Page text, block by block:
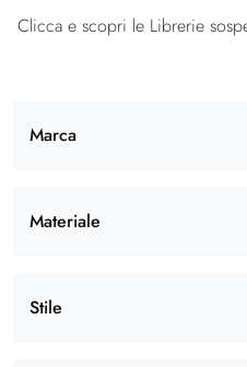
Marca
Materiale
Stile